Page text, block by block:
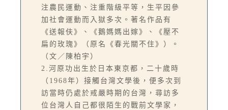
注農民運動、注重階級平等，生平因參
加社會運動而入獄多次。著名作品有
《送報伕》、《鵝媽媽出嫁》、《壓不
扁的玫瑰》（原名《春光關不住》）。
（文／陳柏宇）
2.河原功出生於日本東京都，二十歲時
（1968年）接觸台灣文學後，便多次到
訪當時仍處於戒嚴時期的台灣，尋訪多
位台灣人自己都很陌生的戰前文學家，